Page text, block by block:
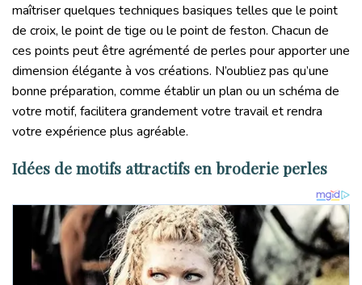
maîtriser quelques techniques basiques telles que le point
de croix, le point de tige ou le point de feston. Chacun de
ces points peut être agrémenté de perles pour apporter une
dimension élégante à vos créations. N’oubliez pas qu’une
bonne préparation, comme établir un plan ou un schéma de
votre motif, facilitera grandement votre travail et rendra
votre expérience plus agréable.
Idées de motifs attractifs en broderie perles